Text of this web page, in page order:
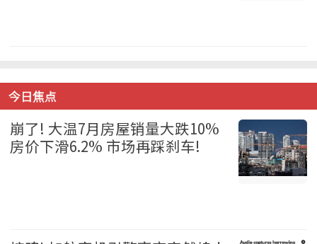
今日焦点
崩了! 大温7月房屋销量大跌10%
房价下滑6.2% 市场再踩刹车!